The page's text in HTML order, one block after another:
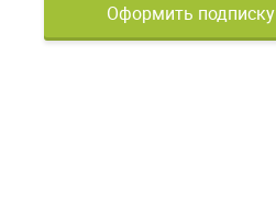
Оформить подписку